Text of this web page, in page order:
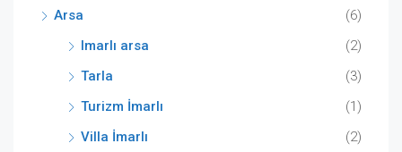
Arsa
(6)
Imarlı arsa
(2)
Tarla
(3)
Turizm İmarlı
(1)
Villa İmarlı
(2)